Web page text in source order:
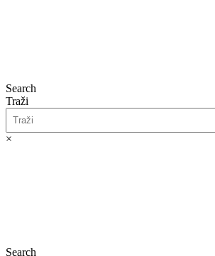
Search
Traži
×
Search